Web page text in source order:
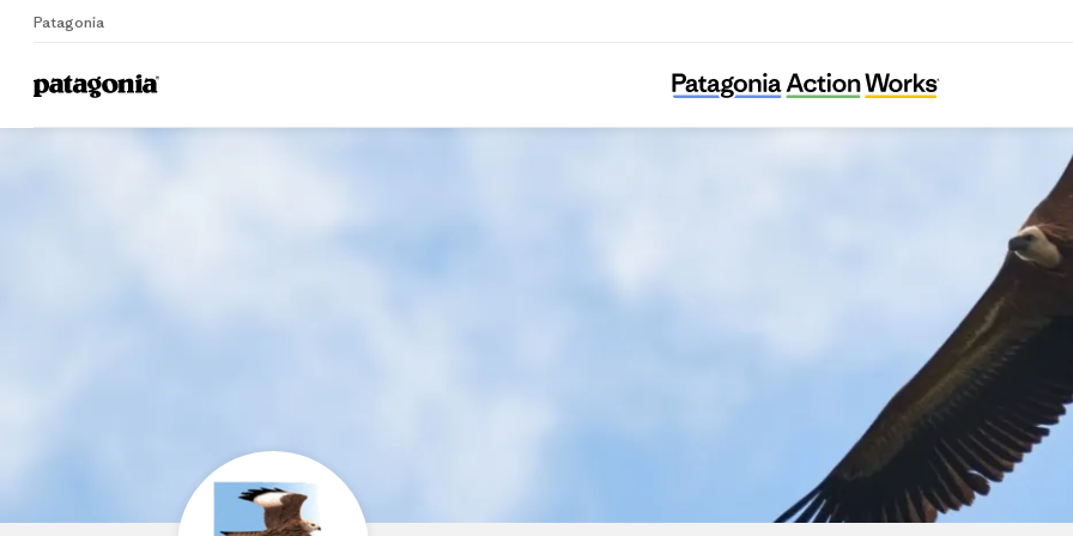
Patagonia
Home